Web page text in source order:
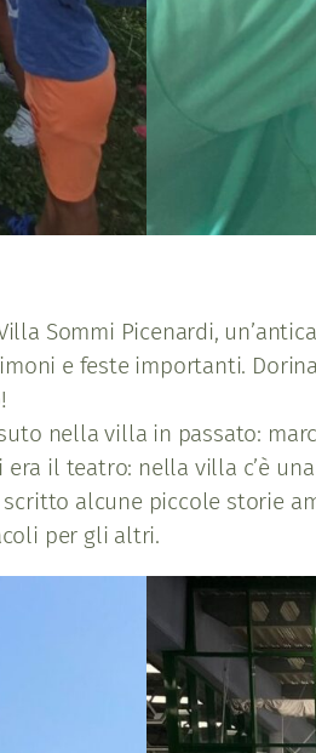
Sommi Picenardi,
e feste importanti.
nella villa in passato:
il teatro: nella villa c’è
alcune piccole storie
per gli altri.